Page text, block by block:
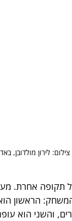
לירון מולדובן,
תקופה אחרת.
המשחק: הראשון
והשני הוא